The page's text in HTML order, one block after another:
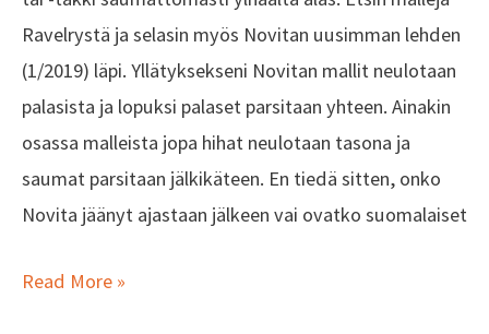
Ravelrystä ja selasin myös Novitan uusimman lehden
(1/2019) läpi. Yllätyksekseni Novitan mallit neulotaan
palasista ja lopuksi palaset parsitaan yhteen. Ainakin
osassa malleista jopa hihat neulotaan tasona ja
saumat parsitaan jälkikäteen. En tiedä sitten, onko
Novita jäänyt ajastaan jälkeen vai ovatko suomalaiset
Read More »